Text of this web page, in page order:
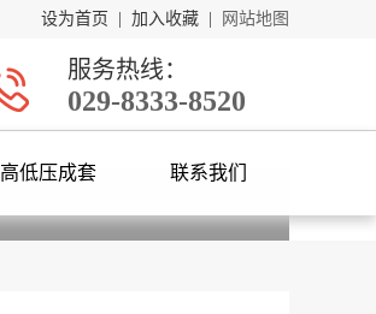
设为首页 加入收藏 网站地图
服务热线：
029-8333-8520
高低压成套
联系我们